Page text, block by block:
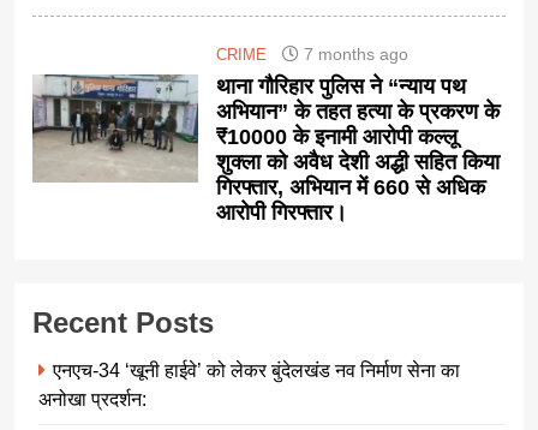
CRIME 7 months ago
थाना गौरिहार पुलिस ने “न्याय पथ
अभियान” के तहत हत्या के प्रकरण के
₹10000 के इनामी आरोपी कल्लू
शुक्ला को अवैध देशी अद्धी सहित किया
गिरफ्तार, अभियान में 660 से अधिक
आरोपी गिरफ्तार।
Recent Posts
एनएच-34 ‘खूनी हाईवे’ को लेकर बुंदेलखंड नव निर्माण सेना का
अनोखा प्रदर्शन: